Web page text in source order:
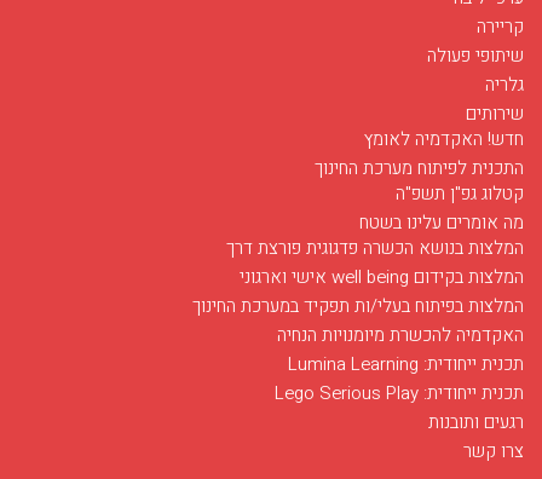
קריירה
שיתופי פעולה
גלריה
שירותים
חדש! האקדמיה לאומץ
התכנית לפיתוח מערכת החינוך
קטלוג גפ"ן תשפ"ה
מה אומרים עלינו בשטח
המלצות בנושא הכשרה פדגוגית פורצת דרך
המלצות בקידום well being אישי וארגוני
המלצות בפיתוח בעלי/ות תפקיד במערכת החינוך
האקדמיה להכשרת מיומנויות הנחיה
תכנית ייחודית: Lumina Learning
תכנית ייחודית: Lego Serious Play
רגעים ותובנות
צרו קשר